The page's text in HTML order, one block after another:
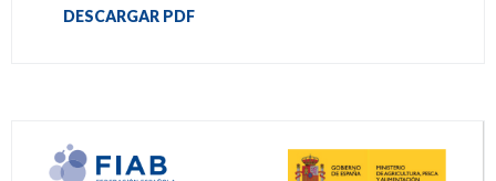
DESCARGAR PDF